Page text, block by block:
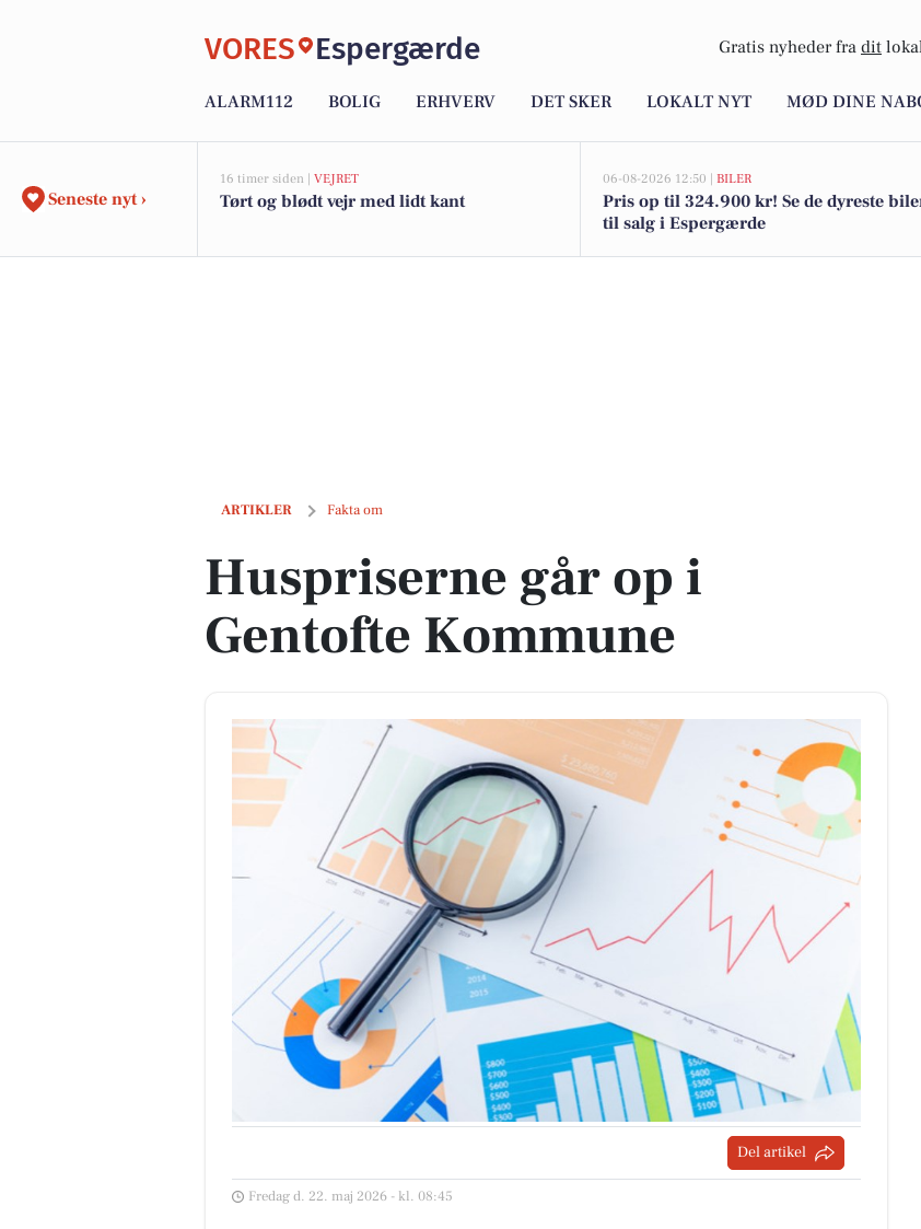
VORES Espergærde Gratis nyheder fra dit
ALARM112 BOLIG ERHVERV DET SKER LOKALT NYT MØD DINE
Seneste nyt ›
16 timer siden | VEJRET
Tørt og blødt vejr med lidt kant
06-08-2026 12:50 | BILER
Pris op til 324.900 kr! Se de dyreste
til salg i Espergærde
ARTIKLER Fakta om
Huspriserne går op i Gentofte Kommune
Huspriserne går op i
Gentofte Kommune
Del artikel
Fredag d. 22. maj 2026 - kl. 08:45